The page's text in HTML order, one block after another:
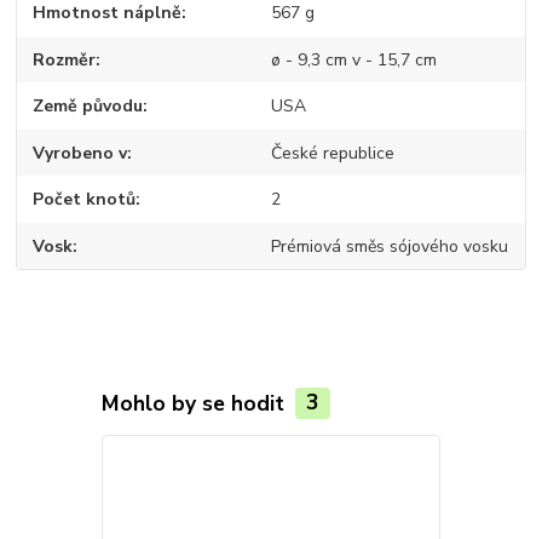
Hmotnost náplně 567 g
Rozměr ø - 9,3 cm v - 15,7 cm
Země původu USA
Vyrobeno v České republice
Počet knotů 2
Vosk Prémiová směs sójového vosku
Mohlo by se hodit 3